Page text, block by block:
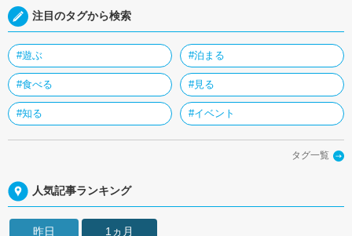
注目のタグから検索
#遊ぶ #泊まる
#食べる #見る
#知る #イベント
タグ一覧
人気記事ランキング
昨日 1ヵ月